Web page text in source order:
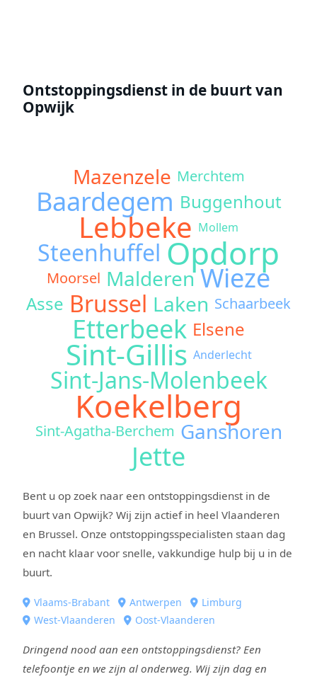
Ontstoppingsdienst in de buurt van
Opwijk
Mazenzele Merchtem
Baardegem Buggenhout
Lebbeke Mollem
Steenhuffel Opdorp
Moorsel Malderen Wieze
Asse Brussel Laken Schaarbeek
Etterbeek Elsene
Sint-Gillis Anderlecht
Sint-Jans-Molenbeek
Koekelberg
Sint-Agatha-Berchem Ganshoren
Jette
Bent u op zoek naar een ontstoppingsdienst in de
buurt van Opwijk? Wij zijn actief in heel Vlaanderen
en Brussel. Onze ontstoppingsspecialisten staan dag
en nacht klaar voor snelle, vakkundige hulp bij u in de
buurt.
Vlaams-Brabant Antwerpen
Limburg
West-Vlaanderen
Oost-Vlaanderen
Dringend nood aan een ontstoppingsdienst? Een
telefoontje en we zijn al onderweg. Wij zijn dag en